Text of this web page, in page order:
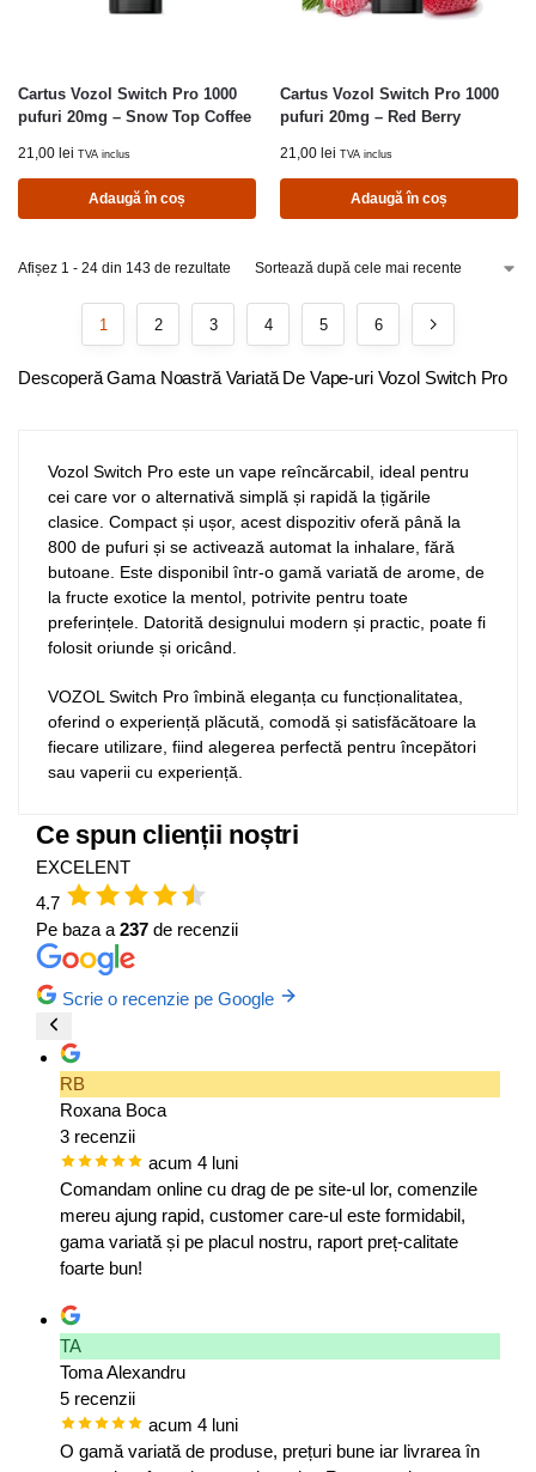
Cartus Vozol Switch Pro 1000
pufuri 20mg – Snow Top Coffee
21,00 lei TVA inclus
Adaugă în coș
Cartus Vozol Switch Pro 1000
pufuri 20mg – Red Berry
21,00 lei TVA inclus
Adaugă în coș
Afișez 1 - 24 din 143 de rezultate
1 2 3 4 5 6
Descoperă Gama Noastră Variată De Vape-uri Vozol Switch Pro
Vozol Switch Pro este un vape reîncărcabil, ideal pentru
cei care vor o alternativă simplă și rapidă la țigările
clasice. Compact și ușor, acest dispozitiv oferă până la
800 de pufuri și se activează automat la inhalare, fără
butoane. Este disponibil într-o gamă variată de arome, de
la fructe exotice la mentol, potrivite pentru toate
preferințele. Datorită designului modern și practic, poate fi
folosit oriunde și oricând.
VOZOL Switch Pro îmbină eleganța cu funcționalitatea,
oferind o experiență plăcută, comodă și satisfăcătoare la
fiecare utilizare, fiind alegerea perfectă pentru începători
sau vaperii cu experiență.
Ce spun clienții noștri
EXCELENT
4.7
Pe baza a 237 de recenzii
Scrie o recenzie pe Google
RB
Roxana Boca
3 recenzii
acum 4 luni
Comandam online cu drag de pe site-ul lor, comenzile
mereu ajung rapid, customer care-ul este formidabil,
gama variată și pe placul nostru, raport preț-calitate
foarte bun!
TA
Toma Alexandru
5 recenzii
acum 4 luni
O gamă variată de produse, prețuri bune iar livrarea în